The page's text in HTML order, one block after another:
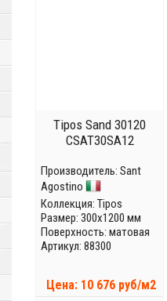
Tipos Sand 30120
CSAT30SA12
Производитель: Sant
Agostino
Коллекция: Tipos
Размер: 300x1200 мм
Поверхность: матовая
Артикул: 88300
Цена: 10 676 руб/м2